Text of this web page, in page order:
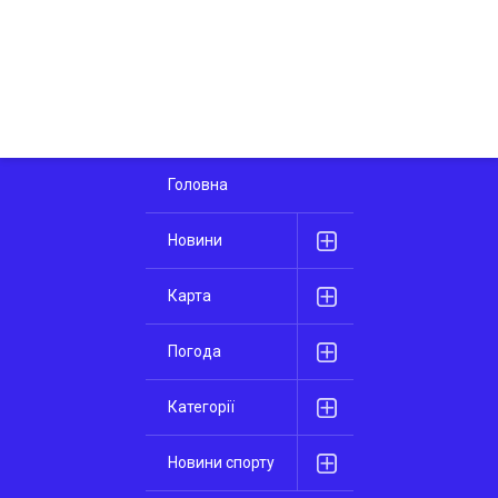
Головна
Новини
Карта
Погода
Категорії
Новини спорту